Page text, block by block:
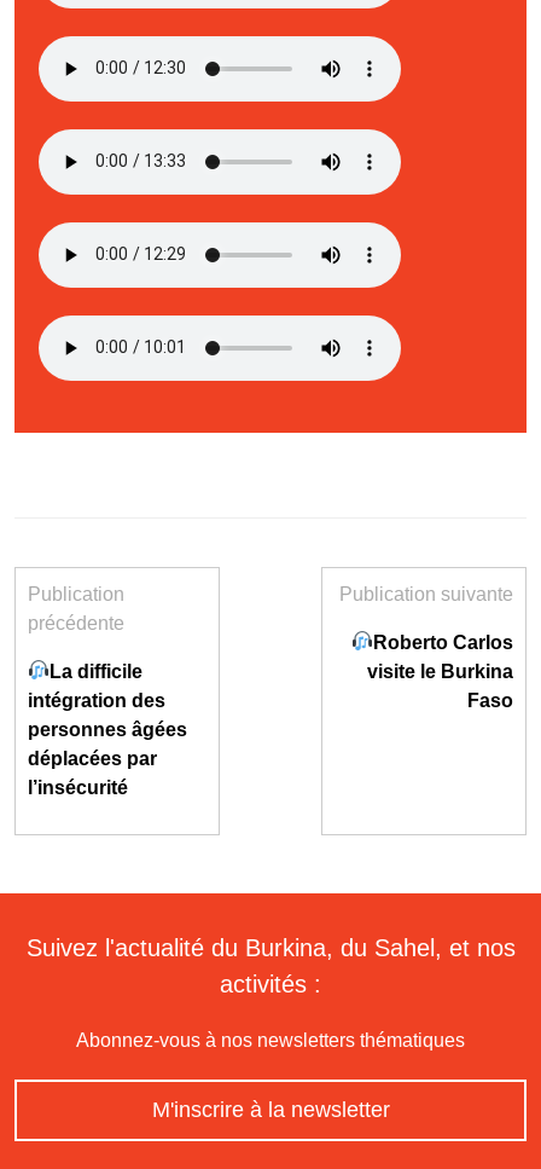
Publication
précédente
La difficile
intégration des
personnes âgées
déplacées par
l’insécurité
Publication suivante
Roberto Carlos
visite le Burkina
Faso
Suivez l'actualité du Burkina, du Sahel, et nos
activités :
Abonnez-vous à nos newsletters thématiques
M'inscrire à la newsletter